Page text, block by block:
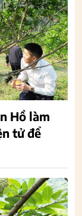
Hồ làm
tử để